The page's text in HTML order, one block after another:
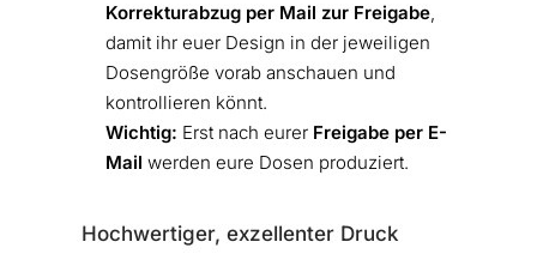
Korrekturabzug per Mail zur Freigabe,
damit ihr euer Design in der jeweiligen
Dosengröße vorab anschauen und
kontrollieren könnt.
Wichtig: Erst nach eurer Freigabeper E-
Mail werden eure Dosen produziert.
Hochwertiger, exzellenter Druck